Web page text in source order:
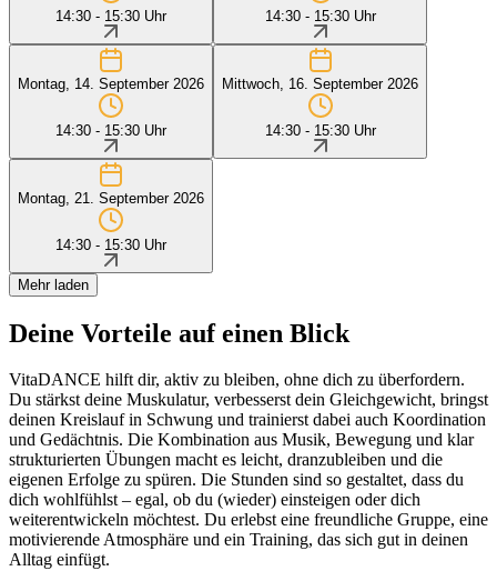
14:30 - 15:30 Uhr 14:30 - 15:30 Uhr
Montag, 14. September 2026
14:30 - 15:30 Uhr
Mittwoch, 16. September 2026
14:30 - 15:30 Uhr
Montag, 21. September 2026
14:30 - 15:30 Uhr
Mehr laden
Deine Vorteile auf einen Blick
VitaDANCE hilft dir, aktiv zu bleiben, ohne dich zu überfordern.
Du stärkst deine Muskulatur, verbesserst dein Gleichgewicht, bringst
deinen Kreislauf in Schwung und trainierst dabei auch Koordination
und Gedächtnis. Die Kombination aus Musik, Bewegung und klar
strukturierten Übungen macht es leicht, dranzubleiben und die
eigenen Erfolge zu spüren. Die Stunden sind so gestaltet, dass du
dich wohlfühlst – egal, ob du (wieder) einsteigen oder dich
weiterentwickeln möchtest. Du erlebst eine freundliche Gruppe, eine
motivierende Atmosphäre und ein Training, das sich gut in deinen
Alltag einfügt.